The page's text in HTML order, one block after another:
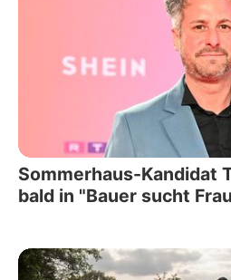
Sommerhaus-Kandidat
bald in "Bauer sucht